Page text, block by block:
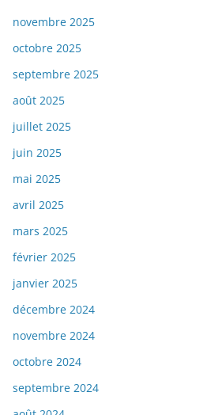
novembre 2025
octobre 2025
septembre 2025
août 2025
juillet 2025
juin 2025
mai 2025
avril 2025
mars 2025
février 2025
janvier 2025
décembre 2024
novembre 2024
octobre 2024
septembre 2024